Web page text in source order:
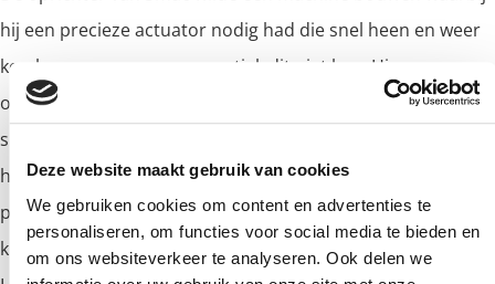
Deze website maakt gebruik van cookies
We gebruiken cookies om content en advertenties te
personaliseren, om functies voor social media te bieden en
om ons websiteverkeer te analyseren. Ook delen we
hij een precieze actuator nodig had die snel heen en weer
kon bewegen, waar pneumatiek dit niet kon. Hiervoor
ontwikkelde hij de Smac actuator waarbij een lichtgewicht
spoel beweegt in een magnetisch veld. Door middel van
het regelen van de stroom en spanning kan deze zeer
precieze bewegingen maken. Zo kan de snelheid en de
kracht geregeld worden. Hierdoor is bijvoorbeeld het Soft